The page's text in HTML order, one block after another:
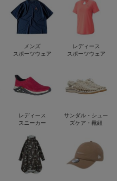
メンズ
スポーツウェア
レディース
スポーツウェア
レディース
スニーカー
サンダル・シュー
ズケア・靴紐